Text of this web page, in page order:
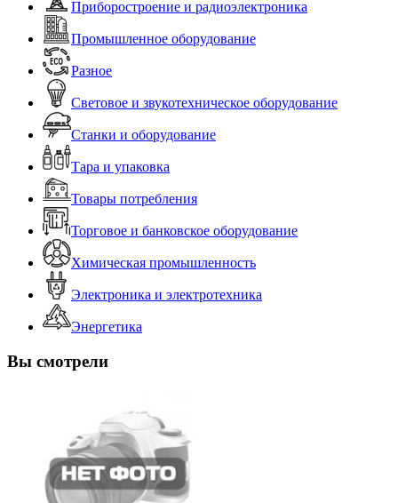
Приборостроение и радиоэлектроника
Промышленное оборудование
Разное
Световое и звукотехническое оборудование
Станки и оборудование
Тара и упаковка
Товары потребления
Торговое и банковское оборудование
Химическая промышленность
Электроника и электротехника
Энергетика
Вы смотрели